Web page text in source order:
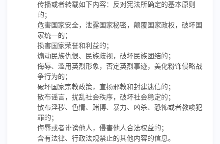
传播或者转载如下内容：反对宪法所确定的基本原则
的；
危害国家安全，泄露国家秘密，颠覆国家政权，破坏国
家统一的；
损害国家荣誉和利益的；
煽动民族仇恨、民族歧视，破坏民族团结的；
侮辱、滥用英烈形象，否定英烈事迹，美化粉饰侵略战
争行为的；
破坏国家宗教政策，宣扬邪教和封建迷信的；
散布谣言，扰乱社会秩序，破坏社会稳定的；
散布淫秽、色情、赌博、暴力、凶杀、恐怖或者教唆犯
罪的；
侮辱或者诽谤他人，侵害他人合法权益的；
含有法律、行政法规禁止的其他内容的信息。